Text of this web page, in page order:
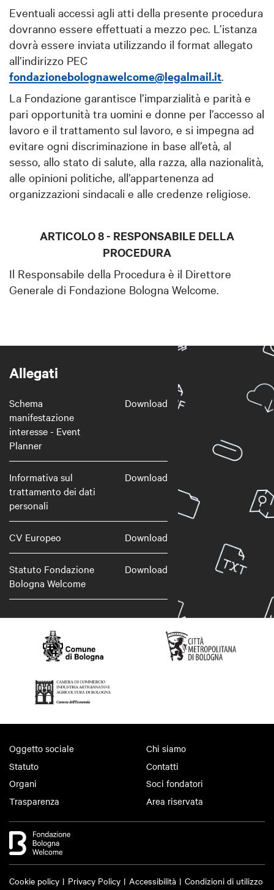
Eventuali accessi agli atti della presente procedura
dovranno essere effettuati a mezzo pec. L’istanza
dovrà essere inviata utilizzando il format allegato
all’indirizzo PEC
fondazionebolognawelcome@legalmail.it
La Fondazione garantisce l’imparzialità e parità e
pari opportunità tra uomini e donne per l’accesso al
lavoro e il trattamento sul lavoro, e si impegna ad
evitare ogni discriminazione in base all’età, al
sesso, allo stato di salute, alla razza, alla nazionalità,
alle opinioni politiche, all’appartenenza ad
organizzazioni sindacali e alle credenze religiose.
ARTICOLO 8 - RESPONSABILE DELLA
PROCEDURA
Il Responsabile della Procedura è il Direttore
Generale di Fondazione Bologna Welcome.
Allegati
Schema
manifestazione
interesse - Event
Planner
Download
Informativa sul
trattamento dei dati
personali
Download
CV Europeo Download
Statuto Fondazione
Bologna Welcome
Download
Oggetto sociale
Statuto
Organi
Trasparenza
Chi siamo
Contatti
Soci fondatori
Area riservata
Cookie policy Privacy Policy Accessibilità Condizioni di utilizzo